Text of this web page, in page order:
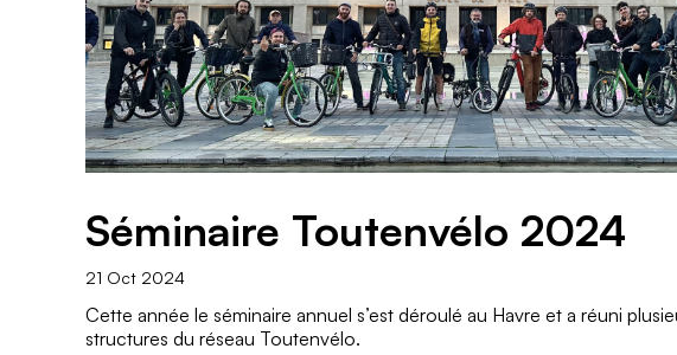
Séminaire Toutenvélo 2024
21 Oct 2024
Cette année le séminaire annuel s’est déroulé au Havre et a réuni
structures du réseau Toutenvélo.